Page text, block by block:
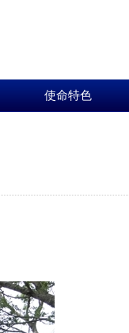
使命特色